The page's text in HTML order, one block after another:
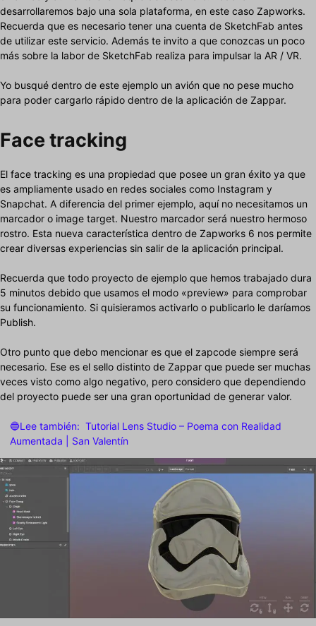
desarrollaremos bajo una sola plataforma, en este caso Zapworks.
Recuerda que es necesario tener una cuenta de SketchFab antes
de utilizar este servicio. Además te invito a que conozcas un poco
más sobre la labor de SketchFab realiza para impulsar la AR / VR.
Yo busqué dentro de este ejemplo un avión que no pese mucho
para poder cargarlo rápido dentro de la aplicación de Zappar.
Face tracking
El face tracking es una propiedad que posee un gran éxito ya que
es ampliamente usado en redes sociales como Instagram y
Snapchat. A diferencia del primer ejemplo, aquí no necesitamos un
marcador o image target. Nuestro marcador será nuestro hermoso
rostro. Esta nueva característica dentro de Zapworks 6 nos permite
crear diversas experiencias sin salir de la aplicación principal.
Recuerda que todo proyecto de ejemplo que hemos trabajado dura
5 minutos debido que usamos el modo «preview» para comprobar
su funcionamiento. Si quisieramos activarlo o publicarlo le daríamos
Publish.
Otro punto que debo mencionar es que el zapcode siempre será
necesario. Ese es el sello distinto de Zappar que puede ser muchas
veces visto como algo negativo, pero considero que dependiendo
del proyecto puede ser una gran oportunidad de generar valor.
🔵Lee también: Tutorial Lens Studio – Poema con Realidad
Aumentada | San Valentín